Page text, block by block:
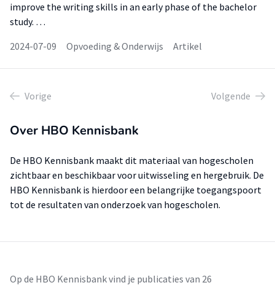
improve the writing skills in an early phase of the bachelor
study. …
2024-07-09
Opvoeding & Onderwijs Artikel
Vorige Volgende
Over HBO Kennisbank
De HBO Kennisbank maakt dit materiaal van hogescholen
zichtbaar en beschikbaar voor uitwisseling en hergebruik. De
HBO Kennisbank is hierdoor een belangrijke toegangspoort
tot de resultaten van onderzoek van hogescholen.
Op de HBO Kennisbank vind je publicaties van 26